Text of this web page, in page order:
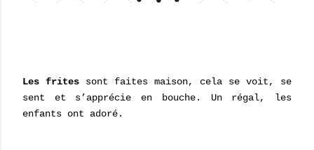
Les frites sont faites maison, cela se voit, se
sent et s’apprécie en bouche. Un régal, les
enfants ont adoré.